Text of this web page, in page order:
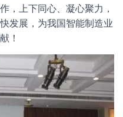
，上下同心、凝心聚力，
发展，为我国智能制造业
！